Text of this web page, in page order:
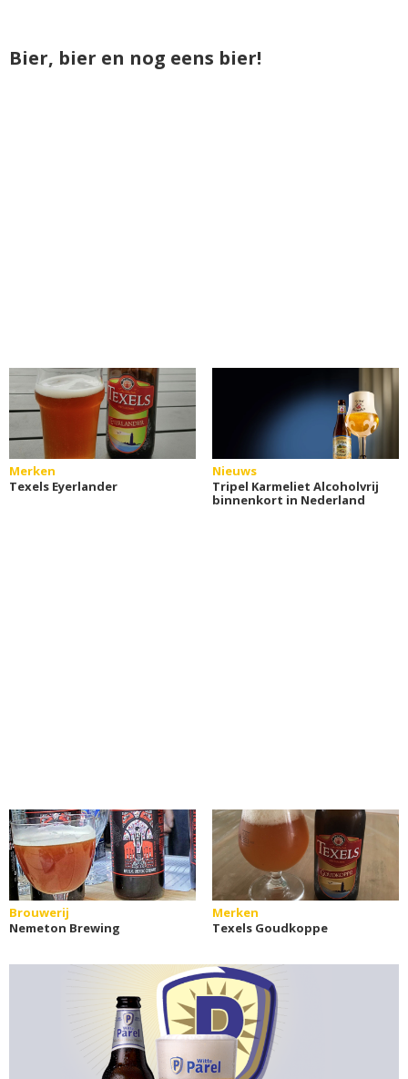
Bier, bier en nog eens bier!
Merken
Texels Eyerlander
Nieuws
Tripel Karmeliet Alcoholvrij
binnenkort in Nederland
Brouwerij
Nemeton Brewing
Merken
Texels Goudkoppe